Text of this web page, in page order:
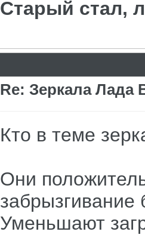
Старый стал,
Re: Зеркала Лада
Кто в теме
Они
забрызгивание
Уменьшают